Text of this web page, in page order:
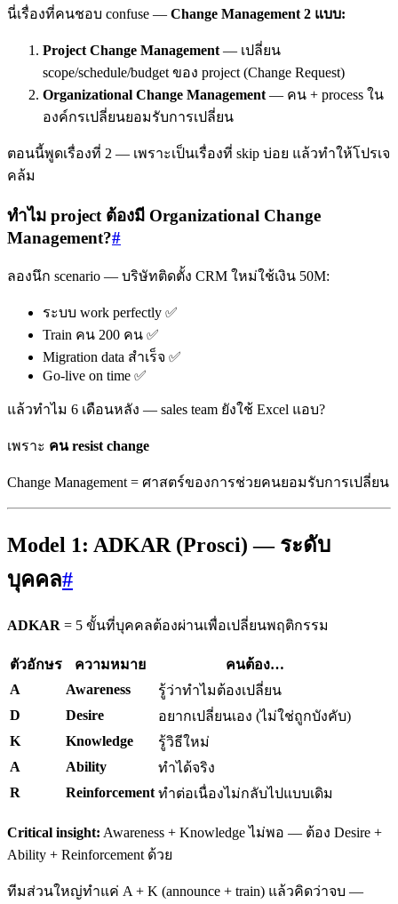
นี่เรื่องที่คนชอบ confuse — Change Management 2 แบบ:
Project Change Management — เปลี่ยน
scope/schedule/budget ของ project (Change Request)
Organizational Change Management — คน + process ใน
องค์กรเปลี่ยนยอมรับการเปลี่ยน
ตอนนี้พูดเรื่องที่ 2 — เพราะเป็นเรื่องที่ skip บ่อย แล้วทำให้โปรเจ
คล้ม
ทำไม project ต้องมี Organizational Change
Management?#
ลองนึก scenario — บริษัทติดตั้ง CRM ใหม่ใช้เงิน 50M:
ระบบ work perfectly ✅
Train คน 200 คน ✅
Migration data สำเร็จ ✅
Go-live on time ✅
แล้วทำไม 6 เดือนหลัง — sales team ยังใช้ Excel แอบ?
เพราะ คน resist change
Change Management = ศาสตร์ของการช่วยคนยอมรับการเปลี่ยน
Model 1: ADKAR (Prosci) — ระดับ
บุคคล#
ADKAR = 5 ขั้นที่บุคคลต้องผ่านเพื่อเปลี่ยนพฤติกรรม
ตัวอักษร ความหมาย
คนต้อง…
A
Awareness
รู้ว่าทำไมต้องเปลี่ยน
D
Desire
อยากเปลี่ยนเอง (ไม่ใช่ถูกบังคับ)
K
Knowledge
รู้วิธีใหม่
A
Ability
ทำได้จริง
R
Reinforcement ทำต่อเนื่องไม่กลับไปแบบเดิม
Critical insight: Awareness + Knowledge ไม่พอ — ต้อง Desire +
Ability + Reinforcement ด้วย
ทีมส่วนใหญ่ทำแค่ A + K (announce + train) แล้วคิดว่าจบ —